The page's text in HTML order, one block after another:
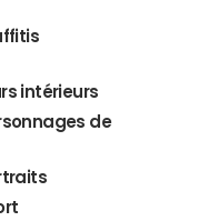
intérieurs
de